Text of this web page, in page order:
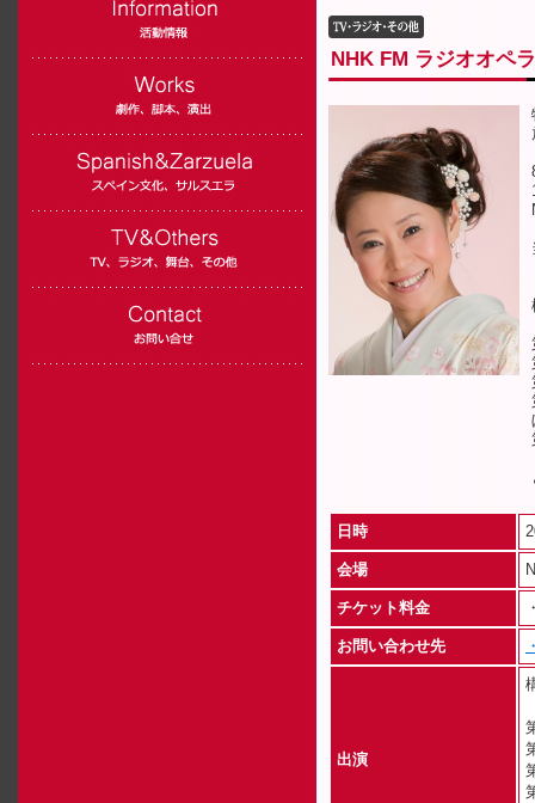
NHK FM ラジオオペ
日時
会場
チケット料金
お問い合わせ先
出演